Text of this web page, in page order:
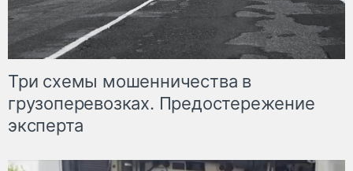
Три схемы мошенничества в
грузоперевозках. Предостережение
эксперта